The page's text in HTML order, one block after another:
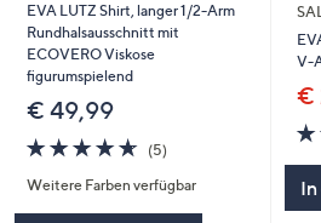
EVA LUTZ Shirt, langer 1/2-Arm
Rundhalsausschnitt mit
ECOVERO Viskose
figurumspielend
€ 49,99
4.6
von
5
(5)5
Weitere Farben verfügbar
V-
€